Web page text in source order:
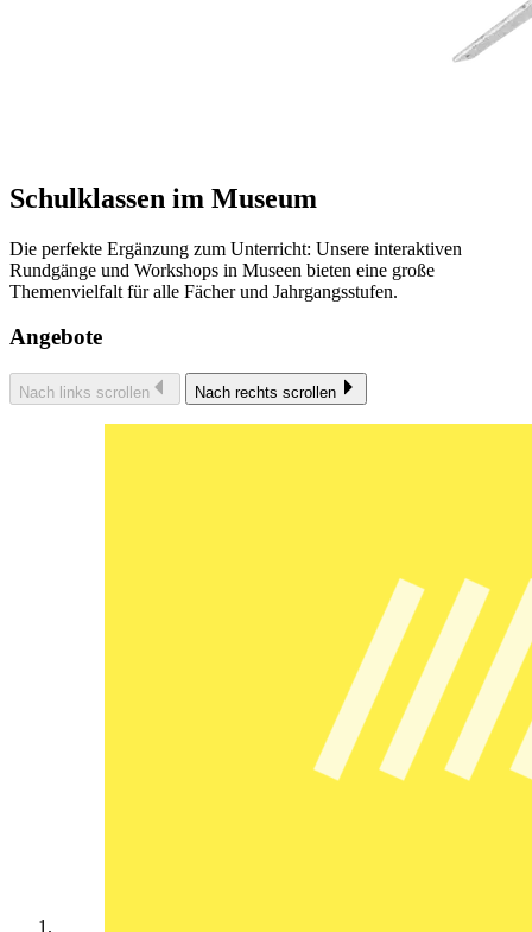
Schulklassen im Museum
Die perfekte Ergänzung zum Unterricht: Unsere interaktiven
Rundgänge und Workshops in Museen bieten eine große
Themenvielfalt für alle Fächer und Jahrgangsstufen.
Angebote
Nach links scrollen Nach rechts scrollen